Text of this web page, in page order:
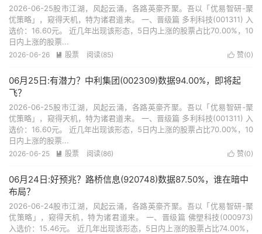
2026-06-25股市江湖，风起云涌，各路英豪齐聚。吾以「优易智研-聚
优策略」，窥得天机，特为诸君道来。 一、晋级篇 多利科技(001311) 入
选价：16.60元。 近几年出现该形态，5日内上涨的股票占比70.00%，10
日内上涨的股票...
 赞(0)
2026-06-26  股票 阅读(85)
06月25日:有潜力？中利集团(002309)数据94.00%，即将起
飞？
2026-06-25股市江湖，风起云涌，各路英豪齐聚。吾以「优易智研-聚
优策略」，窥得天机，特为诸君道来。 一、晋级篇 多利科技(001311) 入
选价：16.60元。 近几年出现该形态，5日内上涨的股票占比70.00%，10
日内上涨的股票...
 赞(0)
2026-06-25  股票 阅读(86)
06月24日:好预兆？路桥信息(920748)数据87.50%，谁在暗中
布局？
2026-06-24股市江湖，风起云涌，各路英豪齐聚。吾以「优易智研-聚
优策略」，窥得天机，特为诸君道来。 一、晋级篇 佛塑科技(000973)
入选价：15.46元。 近几年出现该形态，5日内上涨的股票占比74.00%，